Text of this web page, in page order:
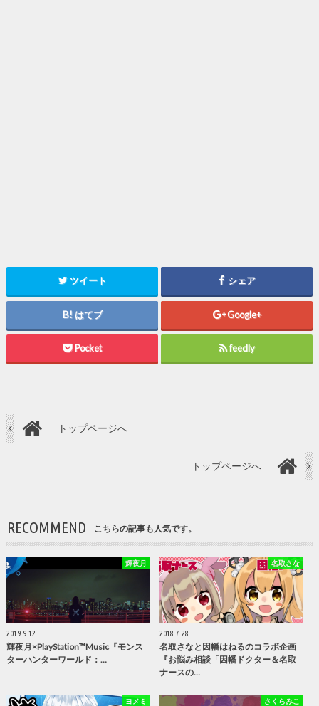
ツイート シェア
はてブ Google+
Pocket feedly
トップページへ
トップページへ
RECOMMEND こちらの記事も人気です。
輝夜月
2019.9.12
輝夜月×PlayStation™Music『モンス
ターハンターワールド：…
名取さな
2018.7.28
名取さなと因幡はねるのコラボ企画
『お悩み相談「因幡ドクター＆名取
ナースの…
ヨメミ さくらみこ